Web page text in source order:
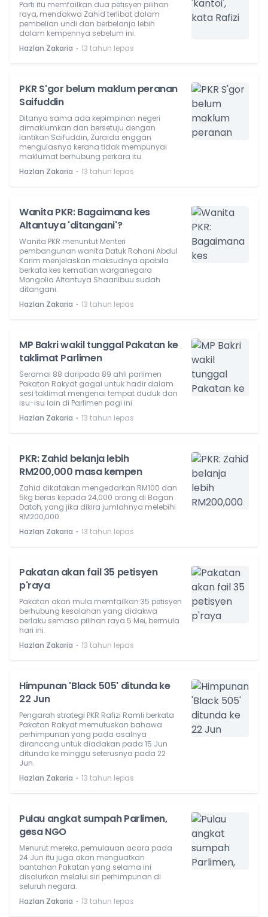
Parti itu memfailkan dua petisyen pilihan
raya, mendakwa Zahid terlibat dalam
pembelian undi dan berbelanja lebih
dalam kempennya sebelum ini.
Hazlan Zakaria ⋅ 13 tahun lepas
PKR S'gor belum maklum peranan
Saifuddin
Ditanya sama ada kepimpinan negeri
dimaklumkan dan bersetuju dengan
lantikan Saifuddin, Zuraida enggan
mengulasnya kerana tidak mempunyai
maklumat berhubung perkara itu.
Hazlan Zakaria ⋅ 13 tahun lepas
Wanita PKR: Bagaimana kes
Altantuya 'ditangani'?
Wanita PKR menuntut Menteri
pembangunan wanita Datuk Rohani Abdul
Karim menjelaskan maksudnya apabila
berkata kes kematian warganegara
Mongolia Altantuya Shaariibuu sudah
ditangani.
Hazlan Zakaria ⋅ 13 tahun lepas
MP Bakri wakil tunggal Pakatan ke
taklimat Parlimen
Seramai 88 daripada 89 ahli parlimen
Pakatan Rakyat gagal untuk hadir dalam
sesi taklimat mengenai tempat duduk dan
isu-isu lain di Parlimen pagi ini.
Hazlan Zakaria ⋅ 13 tahun lepas
PKR: Zahid belanja lebih
RM200,000 masa kempen
Zahid dikatakan mengedarkan RM100 dan
5kg beras kepada 24,000 orang di Bagan
Datoh, yang jika dikira jumlahnya melebihi
RM200,000.
Hazlan Zakaria ⋅ 13 tahun lepas
Pakatan akan fail 35 petisyen
p'raya
Pakatan akan mula memfailkan 35 petisyen
berhubung kesalahan yang didakwa
berlaku semasa pilihan raya 5 Mei, bermula
hari ini.
Hazlan Zakaria ⋅ 13 tahun lepas
Himpunan 'Black 505' ditunda ke
22 Jun
Pengarah strategi PKR Rafizi Ramli berkata
Pakatan Rakyat memutuskan bahawa
perhimpunan yang pada asalnya
dirancang untuk diadakan pada 15 Jun
ditunda ke minggu seterusnya pada 22
Jun.
Hazlan Zakaria ⋅ 13 tahun lepas
Pulau angkat sumpah Parlimen,
gesa NGO
Menurut mereka, pemulauan acara pada
24 Jun itu juga akan menguatkan
bantahan Pakatan yang selama ini
disalurkan melalui siri perhimpunan di
seluruh negara.
Hazlan Zakaria ⋅ 13 tahun lepas